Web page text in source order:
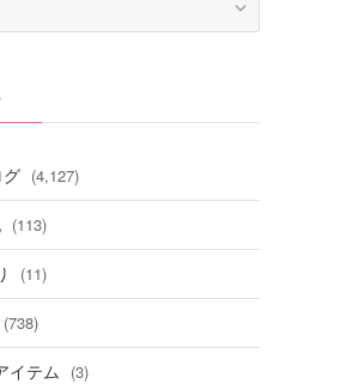
(4,127)
(113)
(11)
(738)
イテム (3)